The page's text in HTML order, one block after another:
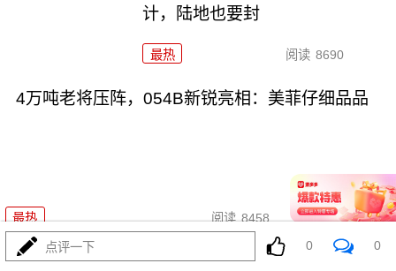
计，陆地也要封
最热 阅读 8690
4万吨老将压阵，054B新锐亮相：美菲仔细品品
最热 阅读 8458 08-03
吞金巨兽折翼加州：美利坚军工\"里外掏空\"困局
点评一下 0 0